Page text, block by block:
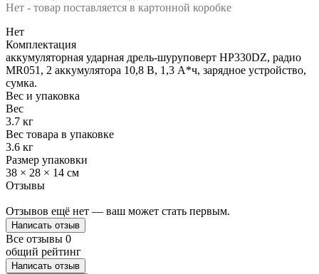
Нет - товар поставляется в картонной коробке
Нет
Комплектация
аккумуляторная ударная дрель-шуруповерт HP330DZ, радио
MR051, 2 аккумулятора 10,8 В, 1,3 А*ч, зарядное устройство,
сумка.
Вес и упаковка
Вес
3.7 кг
Вес товара в упаковке
3.6 кг
Размер упаковки
38 × 28 × 14 см
Отзывы
Отзывов ещё нет — ваш может стать первым.
Написать отзыв
Все отзывы 0
общий рейтинг
Написать отзыв